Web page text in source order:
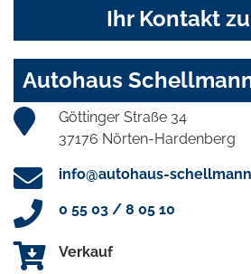
Ihr Kontakt
Autohaus
Göttinger Straße 34
37176 Nörten-Hardenberg
info@autohaus-
0 55 03 / 8 05 10
Verkauf